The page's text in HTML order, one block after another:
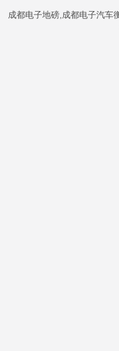
成都电子地磅,成都电子汽车